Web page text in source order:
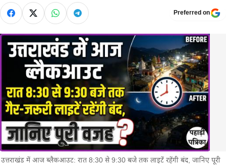
Preferred on
उत्तराखंड में आज ब्लैकआउट: रात 8:30 से 9:30 बजे तक लाइटें रहेंगी बंद, जानिए पूरी